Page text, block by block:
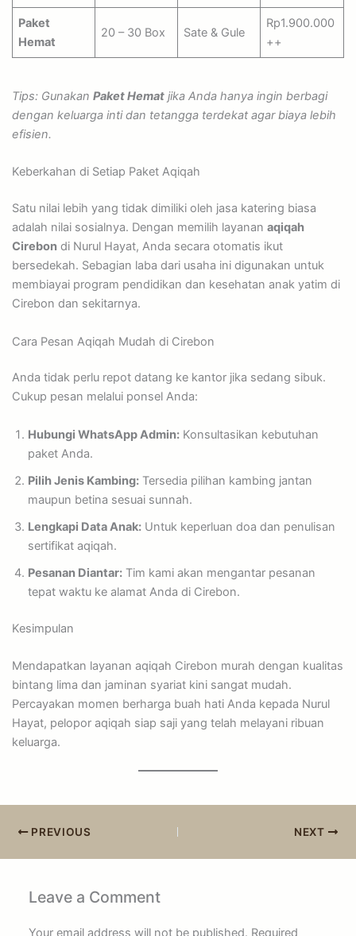
Paket
Hemat
20 – 30 Box Sate & Gule
Rp1.900.000
++
Tips: Gunakan Paket Hematjika Anda hanya ingin berbagi
dengan keluarga inti dan tetangga terdekat agar biaya lebih
efisien.
Keberkahan di Setiap Paket Aqiqah
Satu nilai lebih yang tidak dimiliki oleh jasa katering biasa
adalah nilai sosialnya. Dengan memilih layanan aqiqah
Cirebondi Nurul Hayat, Anda secara otomatis ikut
bersedekah. Sebagian laba dari usaha ini digunakan untuk
membiayai program pendidikan dan kesehatan anak yatim di
Cirebon dan sekitarnya.
Cara Pesan Aqiqah Mudah di Cirebon
Anda tidak perlu repot datang ke kantor jika sedang sibuk.
Cukup pesan melalui ponsel Anda:
Hubungi WhatsApp Admin:Konsultasikan kebutuhan
paket Anda.
Pilih Jenis Kambing:Tersedia pilihan kambing jantan
maupun betina sesuai sunnah.
Lengkapi Data Anak:Untuk keperluan doa dan penulisan
sertifikat aqiqah.
Pesanan Diantar:Tim kami akan mengantar pesanan
tepat waktu ke alamat Anda di Cirebon.
Kesimpulan
Mendapatkan layanan aqiqah Cirebon murah dengan kualitas
bintang lima dan jaminan syariat kini sangat mudah.
Percayakan momen berharga buah hati Anda kepada Nurul
Hayat, pelopor aqiqah siap saji yang telah melayani ribuan
keluarga.
PREVIOUS NEXT
Leave a Comment
Your email address will not be published. Required